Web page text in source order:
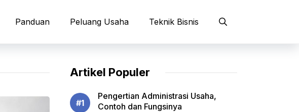
Panduan Peluang Usaha Teknik Bisnis
Artikel Populer
Pengertian Administrasi Usaha,
Contoh dan Fungsinya